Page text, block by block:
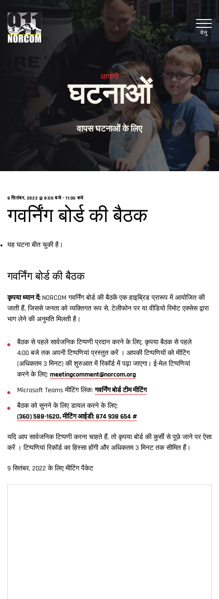
मेनू
आगामी
घटनाओं
वापस घटनाओं के लिए
9 सितंबर, 2022 @ 9:00 बजे-11:00 बजे
गवर्निंग बोर्ड की बैठक
यह घटना बीत चुकी है।
गवर्निंग बोर्ड की बैठक
कृपया ध्यान दें: NORCOM गवर्निंग बोर्ड की बैठकें एक हाइब्रिड प्रारूप में आयोजित की
जाती हैं, जिससे जनता को व्यक्तिगत रूप से, टेलीफोन पर या वीडियो रिमोट एक्सेस द्वारा
भाग लेने की अनुमति मिलती है।
बैठक से पहले सार्वजनिक टिप्पणी प्रदान करने के लिए, कृपया बैठक से पहले
4:00 बजे तक अपनी टिप्पणियां प्रस्तुत करें । आपकी टिप्पणियों को मीटिंग
(अधिकतम 3 मिनट) की शुरुआत में रिकॉर्ड में पढ़ा जाएगा। ई-मेल टिप्पणियां
करने के लिए: meetingcomment@norcom.org
Microsoft Teams मीटिंग लिंक:गवर्निंग बोर्ड टीम मीटिंग
बैठक को सुनने के लिए डायल करने के लिए:
(360) 588-1620, मीटिंग आईडी: 874 938 654 #
यदि आप सार्वजनिक टिप्पणी करना चाहते हैं, तो कृपया बोर्ड की कुर्सी से पूछे जाने पर ऐसा
करें । टिप्पणियां रिकॉर्ड का हिस्सा होंगी और अधिकतम 3 मिनट तक सीमित हैं।
9 सितंबर, 2022 के लिए मीटिंग पैकेट